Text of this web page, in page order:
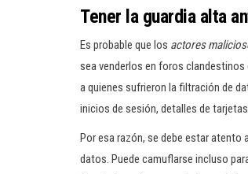
Tener la guardia alta
Es probable que los actores
sea venderlos en foros clandestinos
a quienes sufrieron la filtración de
inicios de sesión, detalles de
Por esa razón, se debe estar atento
datos. Puede camuflarse incluso